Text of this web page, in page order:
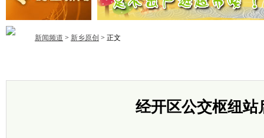
新闻频道 > 新乡原创 > 正文
经开区公交枢纽站